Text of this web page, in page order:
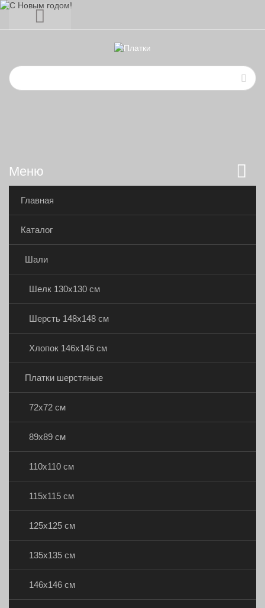
Меню
Главная
Каталог
Шали
Шелк 130х130 см
Шерсть 148х148 см
Хлопок 146х146 см
Платки шерстяные
72х72 см
89х89 см
110х110 см
115х115 см
125х125 см
135х135 см
146х146 см